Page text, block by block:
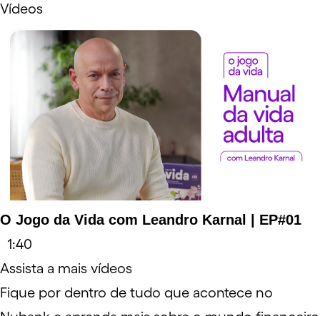
Vídeos
Link externo
O Jogo da Vida com Leandro Karnal | EP#01
1:40
Assista a mais vídeos
Fique por dentro de tudo que acontece no